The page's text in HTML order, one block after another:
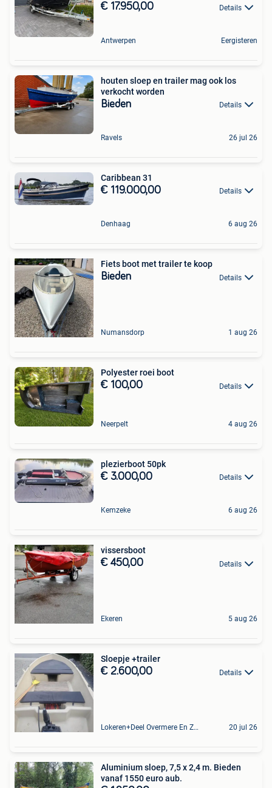
€ 17.950,00 Details
Antwerpen Eergisteren
houten sloep en trailer mag ook los
verkocht worden
Bieden Details
Ravels 26 jul 26
Caribbean 31
€ 119.000,00 Details
Denhaag 6 aug 26
Fiets boot met trailer te koop
Bieden Details
Numansdorp 1 aug 26
Polyester roei boot
€ 100,00 Details
Neerpelt 4 aug 26
plezierboot 50pk
€ 3.000,00 Details
Kemzeke 6 aug 26
vissersboot
€ 450,00 Details
Ekeren 5 aug 26
Sloepje +trailer
€ 2.600,00 Details
Lokeren+Deel Overmere En Zele 20 jul 26
Aluminium sloep, 7,5 x 2,4 m. Bieden
vanaf 1550 euro aub.